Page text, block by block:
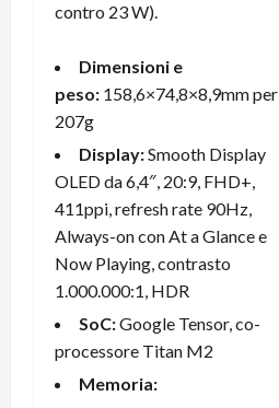
contro 23 W).
Dimensioni e
peso: 158,6×74,8×8,9mm per
207g
Display:Smooth Display
OLED da 6,4″, 20:9, FHD+,
411ppi, refresh rate 90Hz,
Always-on con At a Glance e
Now Playing, contrasto
1.000.000:1, HDR
SoC:Google Tensor, co-
processore Titan M2
Memoria: